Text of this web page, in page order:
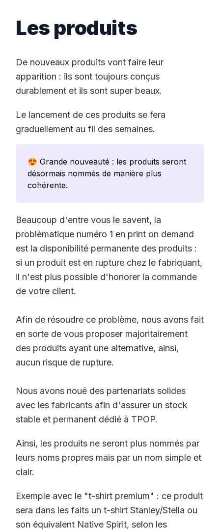
Les produits
De nouveaux produits vont faire leur
apparition : ils sont toujours conçus
durablement et ils sont super beaux.
Le lancement de ces produits se fera
graduellement au fil des semaines.
😍 Grande nouveauté : les produits seront
désormais nommés de manière plus
cohérente.
Beaucoup d'entre vous le savent, la
problèmatique numéro 1 en print on demand
est la disponibilité permanente des produits :
si un produit est en rupture chez le fabriquant,
il n'est plus possible d'honorer la commande
de votre client.
Afin de résoudre ce problème, nous avons fait
en sorte de vous proposer majoritairement
des produits ayant une alternative, ainsi,
aucun risque de rupture.
Nous avons noué des partenariats solides
avec les fabricants afin d'assurer un stock
stable et permanent dédié à TPOP.
Ainsi, les produits ne seront plus nommés par
leurs noms propres mais par un nom simple et
clair.
Exemple avec le "t-shirt premium" : ce produit
sera dans les faits un t-shirt Stanley/Stella ou
son équivalent Native Spirit, selon les